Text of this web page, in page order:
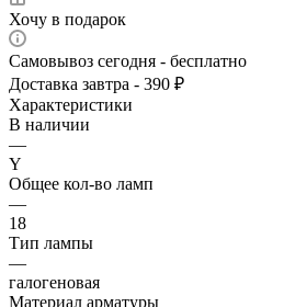
Хочу в подарок
Самовывоз сегодня - бесплатно
Доставка завтра - 390 ₽
Характеристики
В наличии
—
Y
Общее кол-во ламп
—
18
Тип лампы
—
галогеновая
Материал арматуры